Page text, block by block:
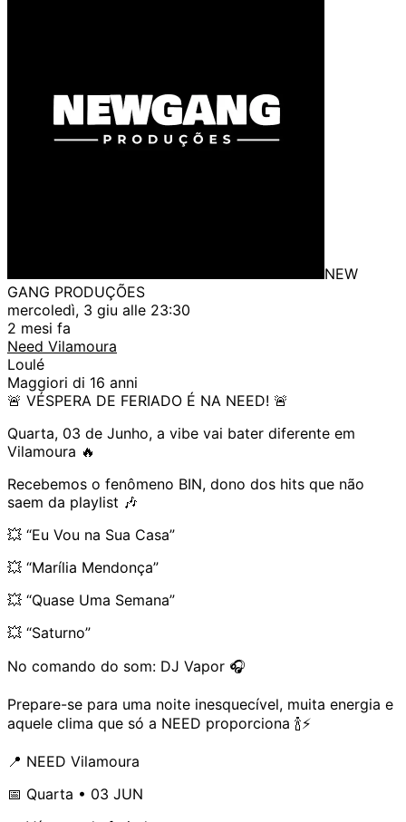
NEW
GANG PRODUÇÕES
mercoledì, 3 giu alle 23:30
2 mesi fa
Need Vilamoura
Loulé
Maggiori di 16 anni
🚨 VÉSPERA DE FERIADO É NA NEED! 🚨
Quarta, 03 de Junho, a vibe vai bater diferente em
Vilamoura 🔥
Recebemos o fenômeno BIN, dono dos hits que não
saem da playlist 🎶
💥 “Eu Vou na Sua Casa”
💥 “Marília Mendonça”
💥 “Quase Uma Semana”
💥 “Saturno”
No comando do som: DJ Vapor 🎧
Prepare-se para uma noite inesquecível, muita energia e
aquele clima que só a NEED proporciona 🍾⚡
📍 NEED Vilamoura
📅 Quarta • 03 JUN